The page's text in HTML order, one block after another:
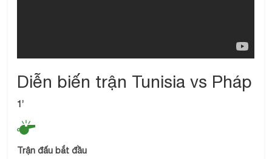
Diễn biến trận Tunisia vs Pháp
1’
Trận đấu bắt đầu